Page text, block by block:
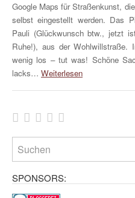
Google Maps für Straßenkunst,
selbst eingestellt werden. Das
Pauli (Glückwunsch btw., jetzt
Ruhe!), aus der
wenig los – tut was! Schöne
lacks… Weiterlesen
SPONSORS: